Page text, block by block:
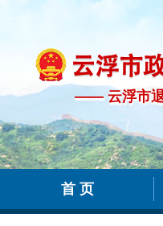
—— 云浮市
—— 云浮市
首 页